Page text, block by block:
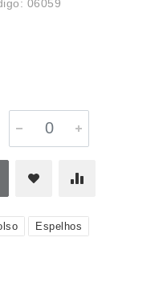
06059
Espelhos